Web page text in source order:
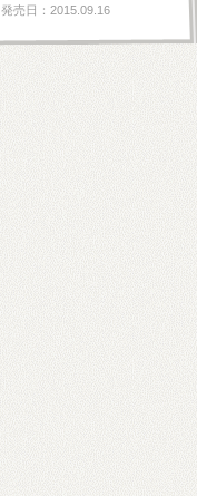
発売日：2015.09.16